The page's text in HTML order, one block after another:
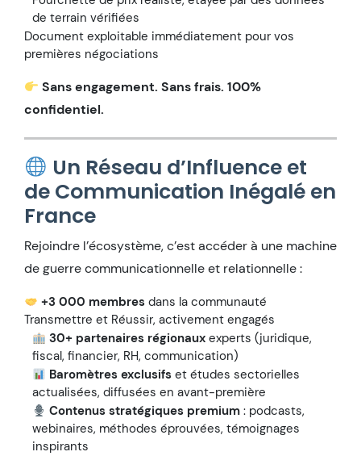
de terrain vérifiées
Document exploitable immédiatement pour vos
premières négociations
Sans engagement. Sans frais. 100%
confidentiel.
Un Réseau d’Influence et
de Communication Inégalé en
France
Rejoindre l’écosystème, c’est accéder à une machine
de guerre communicationnelle et relationnelle :
+3 000 membres dans la communauté
Transmettre et Réussir, activement engagés
30+ partenaires régionaux experts (juridique,
fiscal, financier, RH, communication)
Baromètres exclusifs et études sectorielles
actualisées, diffusées en avant-première
Contenus stratégiques premium : podcasts,
webinaires, méthodes éprouvées, témoignages
inspirants